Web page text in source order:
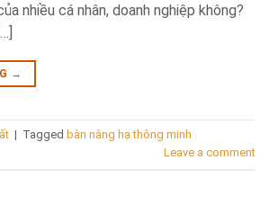
nhiều cá nhân, doanh nghiệp không?
→
| Tagged bàn nâng hạ thông minh
Leave a comment